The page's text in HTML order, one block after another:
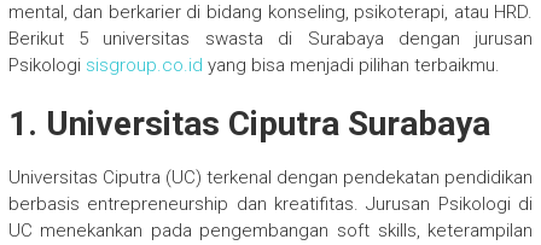
mental, dan berkarier di bidang konseling, psikoterapi, atau HRD.
Berikut 5 universitas swasta di Surabaya dengan jurusan
Psikologi sisgroup.co.id yang bisa menjadi pilihan terbaikmu.
1. Universitas Ciputra Surabaya
Universitas Ciputra (UC) terkenal dengan pendekatan pendidikan
berbasis entrepreneurship dan kreatifitas. Jurusan Psikologi di
UC menekankan pada pengembangan soft skills, keterampilan